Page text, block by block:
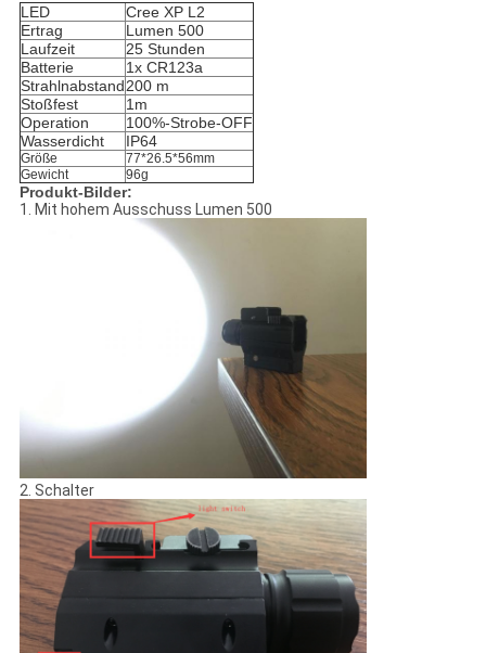
LED
Cree XP L2
Ertrag
Lumen 500
Laufzeit
25 Stunden
Batterie
1x CR123a
Strahlnabstand200 m
Stoßfest
1m
Operation
100%-Strobe-OFF
Wasserdicht
IP64
Größe
77*26.5*56mm
Gewicht
96g
Produkt-Bilder:
1. Mit hohem Ausschuss Lumen 500
2. Schalter